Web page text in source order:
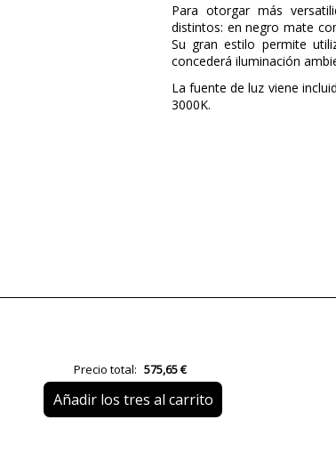
Para otorgar más
distintos: en negro mate
Su gran estilo permite
concederá iluminación
La fuente de luz viene
3000K.
Peso Neto (KG)
Alimentación
Casquillo
Precio total: 575,65 €
Añadir los tres al carrito